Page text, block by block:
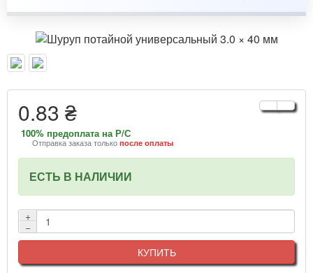
0.83 ₴
100% предоплата на Р/С
Отправка заказа только после оплаты
ЕСТЬ В НАЛИЧИИ
+
−
КУПИТЬ